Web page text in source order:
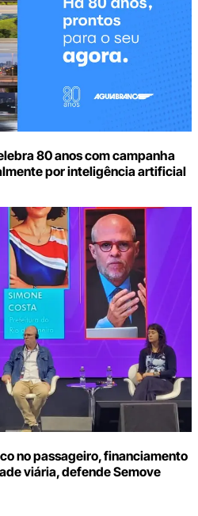
80 anos com campanha
por inteligência artificial
no passageiro, financiamento
viária, defende Semove